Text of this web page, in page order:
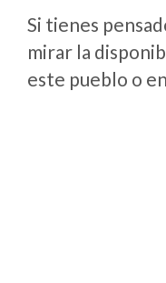
Si tienes
mirar la
este pueblo o